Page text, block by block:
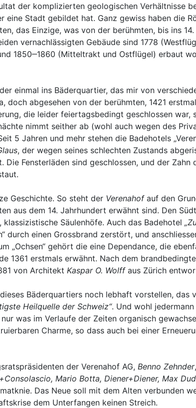
der komplizierten geologischen Verhältnisse
eine Stadt gebildet hat. Ganz gewiss haben die
das Einzige, was von der berühmten, bis ins
vernachlässigten Gebäude sind 1778
1850‒1860 (Mitteltrakt und Ostflügel) erbaut
einmal ins Bäderquartier, das mir von
doch abgesehen von der berühmten, 1421
die leider feiertagsbedingt geschlossen
nimmt seither ab (wohl auch wegen des
5 Jahren und mehr stehen die Badehotels
, der wegen seines schlechten Zustands
Die Fensterläden sind geschlossen, und der
Geschichte. So steht der Verenahof auf den
aus dem 14. Jahrhundert erwähnt sind. Den
Säulenhöfe. Auch das Badehotel
durch einen Grossbrand zerstört, und
„Ochsen“ gehört die eine Dependance, die
1361 erstmals erwähnt. Nach dem
von Architekt Kaspar O. Wolffaus Zürich
Bäderquartiers noch lebhaft vorstellen, das
Heilquelle der Schweiz“. Und wohl
was im Verlaufe der Zeiten organisch
Charme, so dass auch bei einer
der Verenahof AG, Benno Zehnder
Mario Botta, Diener+Diener, Max
Das Neue soll mit dem Alten verbunden
dem Unterfangen keinen Streich.